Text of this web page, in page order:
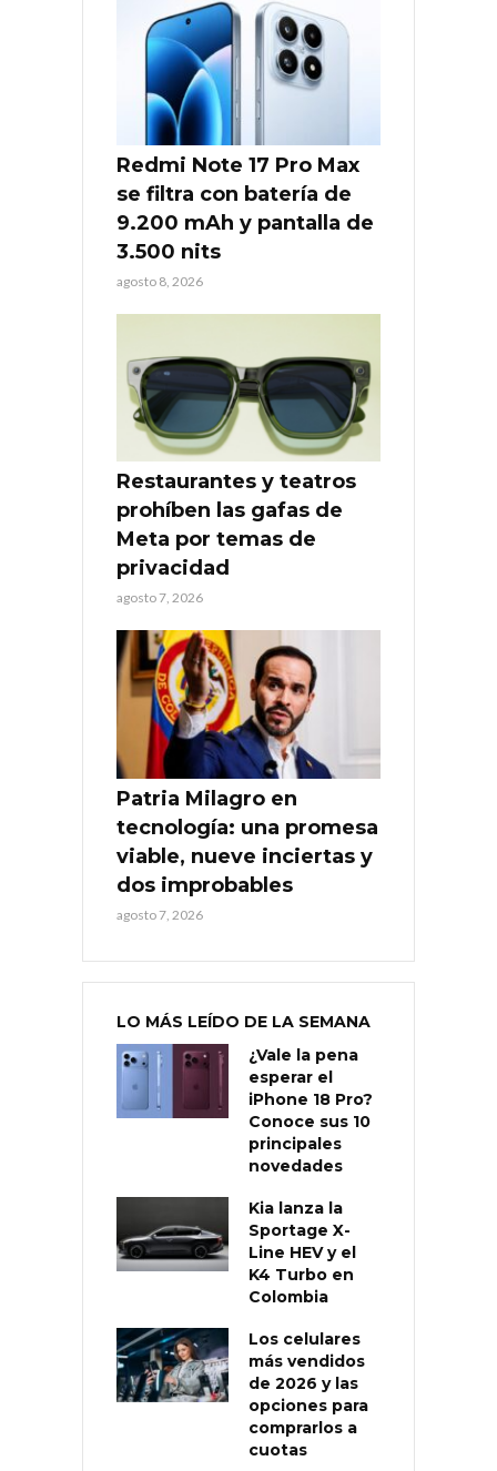
Redmi Note 17 Pro Max
se filtra con batería de
9.200 mAh y pantalla de
3.500 nits
agosto 8, 2026
Restaurantes y teatros
prohíben las gafas de
Meta por temas de
privacidad
agosto 7, 2026
Patria Milagro en
tecnología: una promesa
viable, nueve inciertas y
dos improbables
agosto 7, 2026
LO MÁS LEÍDO DE LA SEMANA
¿Vale la pena
esperar el
iPhone 18 Pro?
Conoce sus 10
principales
novedades
Kia lanza la
Sportage X-
Line HEV y el
K4 Turbo en
Colombia
Los celulares
más vendidos
de 2026 y las
opciones para
comprarlos a
cuotas